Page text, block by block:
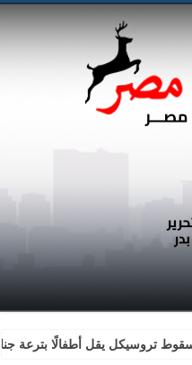
تروسيكل يقل أطفالًا بترعة